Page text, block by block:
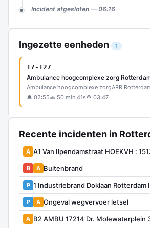
Incident afgesloten — 06:16
Ingezette eenheden 1
17-127
Ambulance hoogcomplexe zorg
Ambulance hoogcomplexe zorgARR
🔔 02:55🚗 50 min 41s 🏁 03:47
Recente incidenten in
A A1 Van Ilpendamstraat HOEKVH :
B A Buitenbrand
P 1 Industriebrand Doklaan Rotterdam
P A Ongeval wegvervoer letsel
A B2 AMBU 17214 Dr. Molewaterplein